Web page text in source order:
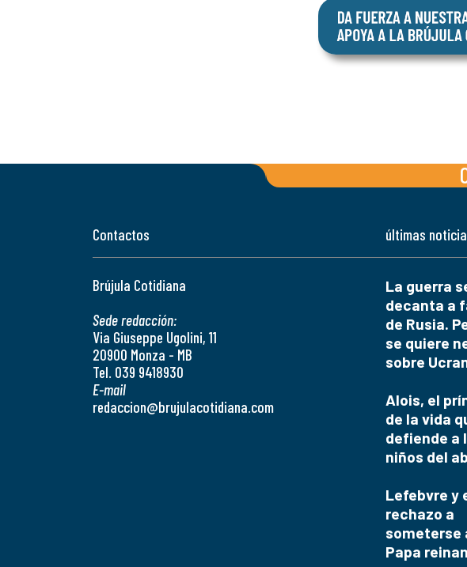
Contactos
Brújula Cotidiana
Sede redacción:
Via Giuseppe Ugolini, 11
20900 Monza - MB
Tel. 039 9418930
E-mail
redaccion@brujulacotidiana.com
últimas
La guerra
decanta a
de Rusia.
se quiere
sobre
Alois, el
de la vida
defiende a
niños del
Lefebvre y
rechazo a
someterse
Papa